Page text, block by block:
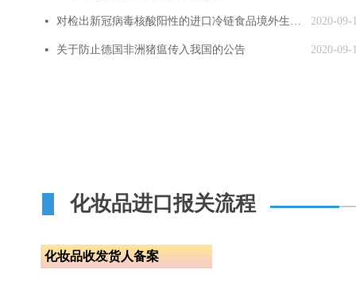
2020-09-
넷 对检出新冠病毒核酸阳性的进口冷链食品境外生产企业实施紧急预防性措施
2020-09-
넷 关于防止德国非洲猪瘟传入我国的公告
化妆品进口报关流程
化妆品收发货人备案